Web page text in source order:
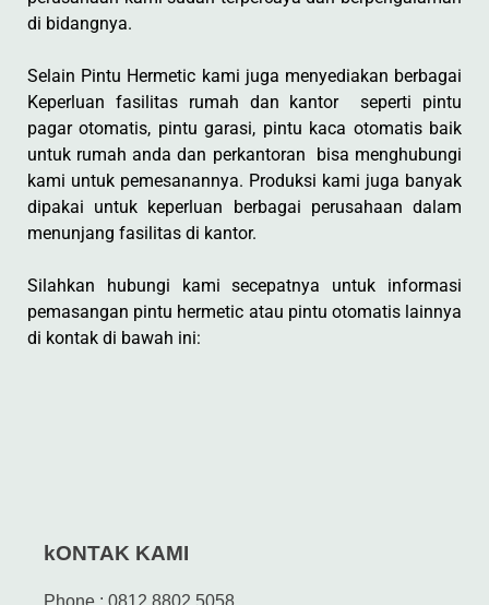
di bidangnya.
Selain Pintu Hermetic kami juga menyediakan berbagai
Keperluan fasilitas rumah dan kantor seperti pintu
pagar otomatis, pintu garasi, pintu kaca otomatis baik
untuk rumah anda dan perkantoran bisa menghubungi
kami untuk pemesanannya. Produksi kami juga banyak
dipakai untuk keperluan berbagai perusahaan dalam
menunjang fasilitas di kantor.
Silahkan hubungi kami secepatnya untuk informasi
pemasangan pintu hermetic atau pintu otomatis lainnya
di kontak di bawah ini:
kONTAK KAMI